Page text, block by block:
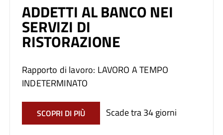
ADDETTI AL BANCO NEI
SERVIZI DI
RISTORAZIONE
Rapporto di lavoro: LAVORO A TEMPO
INDETERMINATO
SCOPRI DI PIÙ Scade tra 34 giorni